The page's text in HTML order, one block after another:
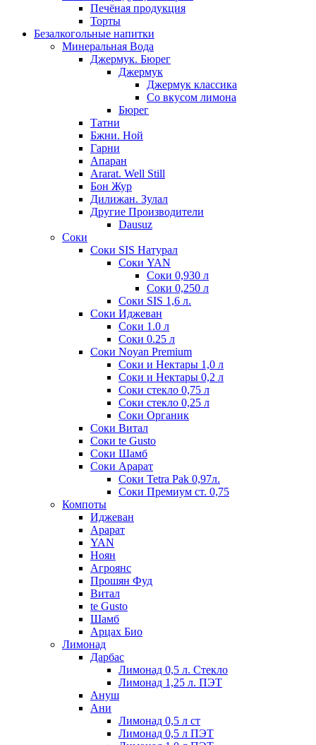
Печёная продукция
Торты
Безалкогольные напитки
Минеральная Вода
Джермук. Бюрег
Джермук
Джермук классика
Со вкусом лимона
Бюрег
Татни
Бжни. Ной
Гарни
Апаран
Ararat. Well Still
Бон Жур
Дилижан. Зулал
Другие Производители
Dausuz
Соки
Соки SIS Натурал
Соки YAN
Соки 0,930 л
Соки 0,250 л
Соки SIS 1,6 л.
Соки Иджеван
Соки 1.0 л
Соки 0.25 л
Соки Noyan Premium
Соки и Нектары 1,0 л
Соки и Нектары 0,2 л
Соки стекло 0,75 л
Соки стекло 0,25 л
Соки Органик
Соки Витал
Соки te Gusto
Соки Шамб
Соки Арарат
Соки Tetra Pak 0,97л.
Соки Премиум ст. 0,75
Компоты
Иджеван
Арарат
YAN
Ноян
Агроянс
Прошян Фуд
Витал
te Gusto
Шамб
Арцах Био
Лимонад
Дарбас
Лимонад 0,5 л. Стекло
Лимонад 1,25 л. ПЭТ
Ануш
Ани
Лимонад 0,5 л ст
Лимонад 0,5 л ПЭТ